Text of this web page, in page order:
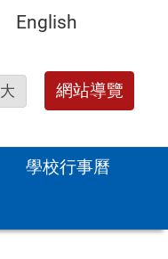
English
大 網站導覽
學校行事曆